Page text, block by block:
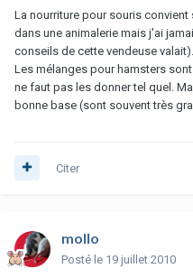
La nourriture pour souris
dans une animalerie mais j'ai
conseils de cette vendeuse valait).
Les mélanges pour hamsters
ne faut pas les donner tel quel.
bonne base (sont souvent très
Citer
mollo
Posté le 19 juillet 2010